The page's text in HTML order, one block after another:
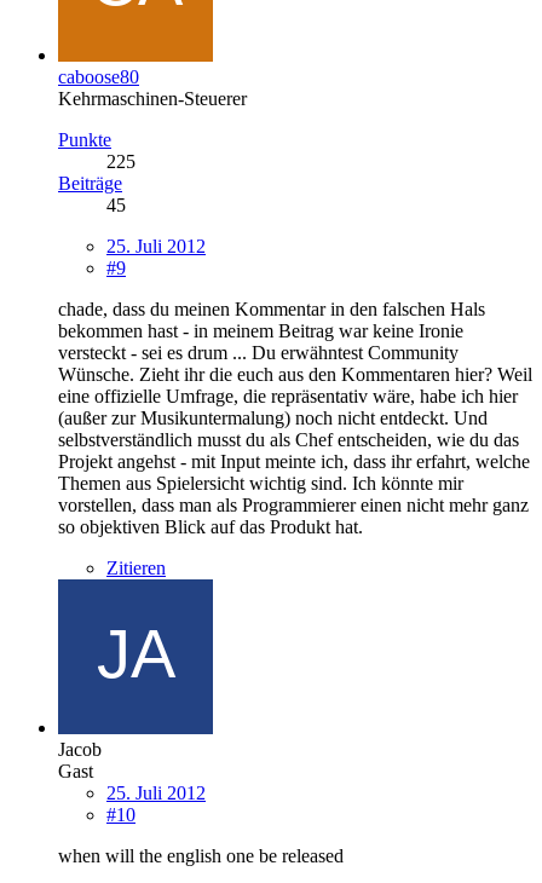
caboose80
Kehrmaschinen-Steuerer
Punkte
225
Beiträge
45
25. Juli 2012
#9
chade, dass du meinen Kommentar in den falschen Hals
bekommen hast - in meinem Beitrag war keine Ironie
versteckt - sei es drum ... Du erwähntest Community
Wünsche. Zieht ihr die euch aus den Kommentaren hier? Weil
eine offizielle Umfrage, die repräsentativ wäre, habe ich hier
(außer zur Musikuntermalung) noch nicht entdeckt. Und
selbstverständlich musst du als Chef entscheiden, wie du das
Projekt angehst - mit Input meinte ich, dass ihr erfahrt, welche
Themen aus Spielersicht wichtig sind. Ich könnte mir
vorstellen, dass man als Programmierer einen nicht mehr ganz
so objektiven Blick auf das Produkt hat.
Zitieren
Jacob
Gast
25. Juli 2012
#10
when will the english one be released